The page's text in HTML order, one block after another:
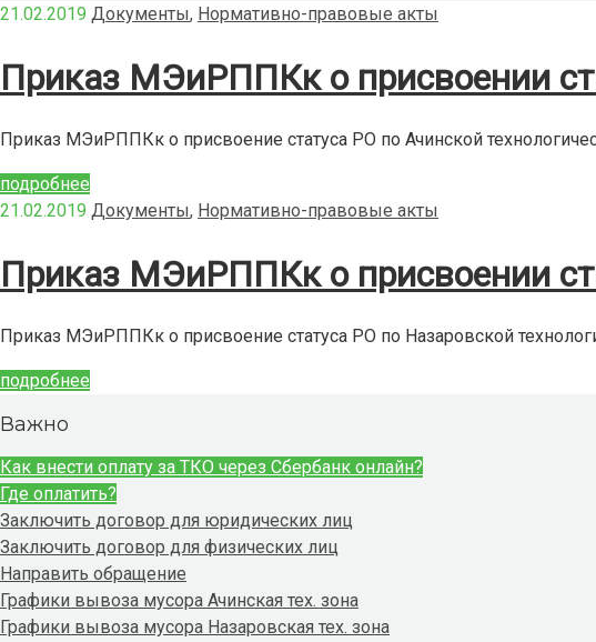
21.02.2019 Документы, Нормативно-правовые акты
Приказ МЭиРППКк о присвоении
Приказ МЭиРППКк о присвоение статуса РО по Ачинской
подробнее
21.02.2019 Документы, Нормативно-правовые акты
Приказ МЭиРППКк о присвоении
Приказ МЭиРППКк о присвоение статуса РО по Назаровской
подробнее
Важно
Как внести оплату за ТКО через Сбербанк онлайн?
Где оплатить?
Заключить договор для юридических лиц
Заключить договор для физических лиц
Направить обращение
Графики вывоза мусора Ачинская тех. зона
Графики вывоза мусора Назаровская тех. зона